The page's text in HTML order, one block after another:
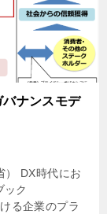
ナンスモデ
） DX時代にお
ック
る企業のプラ